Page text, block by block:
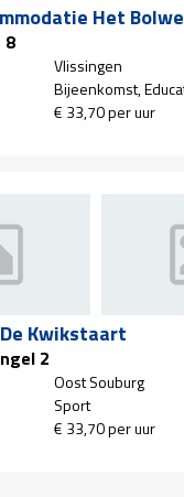
Het
8
Vlissingen
Bijeenkomst,
€ 33,70 per uur
Kwikstaart
2
Oost Souburg
Sport
€ 33,70 per uur